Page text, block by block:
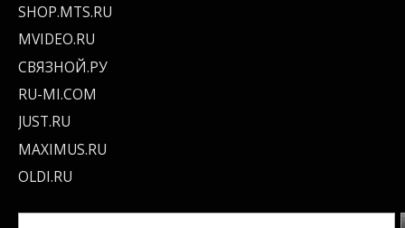
SHOP.MTS.RU
MVIDEO.RU
СВЯЗНОЙ.РУ
RU-MI.COM
JUST.RU
MAXIMUS.RU
OLDI.RU